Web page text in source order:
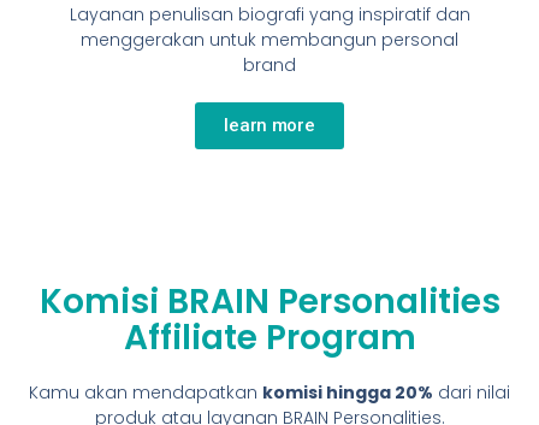
Layanan penulisan biografi yang inspiratif dan
menggerakan untuk membangun personal
brand
learn more
Komisi BRAIN Personalities
Affiliate Program
Kamu akan mendapatkan komisi hingga 20% dari nilai
produk atau layanan BRAIN Personalities.